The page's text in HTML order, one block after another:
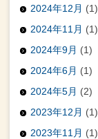
2024年12月 (1)
2024年11月 (1)
2024年9月 (1)
2024年6月 (1)
2024年5月 (2)
2023年12月 (1)
2023年11月 (1)